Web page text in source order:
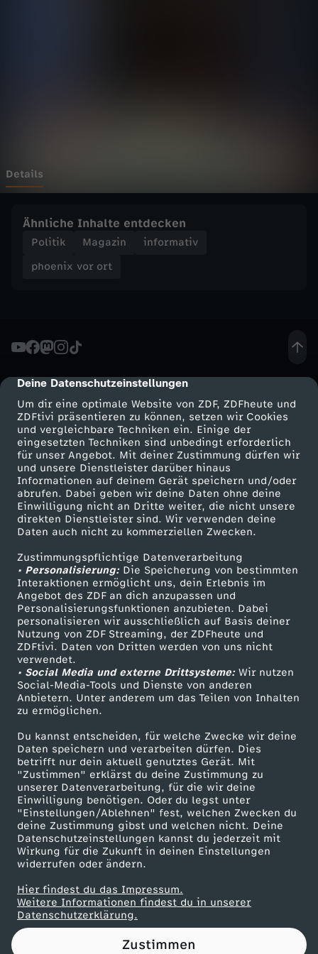
cmp-dialog-description
Deine Datenschutzeinstellungen
Um dir eine optimale Website von ZDF, ZDFheute und
ZDFtivi präsentieren zu können, setzen wir Cookies
und vergleichbare Techniken ein. Einige der
eingesetzten Techniken sind unbedingt erforderlich
für unser Angebot. Mit deiner Zustimmung dürfen wir
und unsere Dienstleister darüber hinaus
Informationen auf deinem Gerät speichern und/oder
abrufen. Dabei geben wir deine Daten ohne deine
Einwilligung nicht an Dritte weiter, die nicht unsere
direkten Dienstleister sind. Wir verwenden deine
Daten auch nicht zu kommerziellen Zwecken.
Zustimmungspflichtige Datenverarbeitung
• Personalisierung:Die Speicherung von bestimmten
Interaktionen ermöglicht uns, dein Erlebnis im
Angebot des ZDF an dich anzupassen und
Personalisierungsfunktionen anzubieten. Dabei
personalisieren wir ausschließlich auf Basis deiner
Nutzung von ZDF Streaming, der ZDFheute und
ZDFtivi. Daten von Dritten werden von uns nicht
verwendet.
• Social Media und externe Drittsysteme:Wir nutzen
Social-Media-Tools und Dienste von anderen
Anbietern. Unter anderem um das Teilen von Inhalten
zu ermöglichen.
Du kannst entscheiden, für welche Zwecke wir deine
Daten speichern und verarbeiten dürfen. Dies
betrifft nur dein aktuell genutztes Gerät. Mit
"Zustimmen" erklärst du deine Zustimmung zu
unserer Datenverarbeitung, für die wir deine
Einwilligung benötigen. Oder du legst unter
"Einstellungen/Ablehnen" fest, welchen Zwecken du
deine Zustimmung gibst und welchen nicht. Deine
Datenschutzeinstellungen kannst du jederzeit mit
Wirkung für die Zukunft in deinen Einstellungen
widerrufen oder ändern.
Hier findest du das Impressum.
Weitere Informationen findest du in unserer
Datenschutzerklärung.
Zustimmen
t
K
i
n
e
r
C
D
U
-
P
a
r
t
e
i
t
a
g
z
Details
Ähnliche Inhalte entdecken
Politik Magazin
informativ
phoenix vor ort
Mehr ZDF
ZDF-Apps
Smart TV
ZDFtext
Livestreams
Sendungen A-Z
TV-Programm
Service
ZDFmitreden
Kontakt zum ZDF
Tickets
Zuschauerservice
Hilfe
ZDF Unternehmen
Karriere
ZDF goes Schule
Werbefernsehen
Mainzelmännchen
Partner